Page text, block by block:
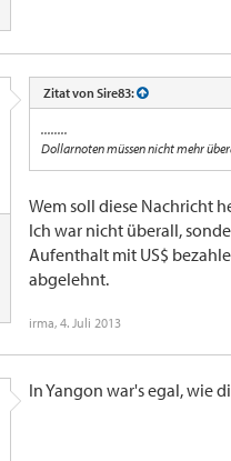
Zitat von Sire83:
........
Dollarnoten müssen nicht mehr
Wem soll diese Nachricht
Ich war nicht überall,
Aufenthalt mit US$
abgelehnt.
irma, 4. Juli 2013
In Yangon war's egal, wie